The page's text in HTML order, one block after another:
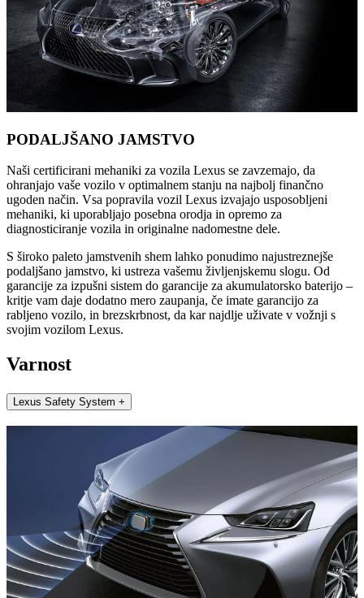
PODALJŠANO JAMSTVO
Naši certificirani mehaniki za vozila Lexus se zavzemajo, da
ohranjajo vaše vozilo v optimalnem stanju na najbolj finančno
ugoden način. Vsa popravila vozil Lexus izvajajo usposobljeni
mehaniki, ki uporabljajo posebna orodja in opremo za
diagnosticiranje vozila in originalne nadomestne dele.
S široko paleto jamstvenih shem lahko ponudimo najustreznejše
podaljšano jamstvo, ki ustreza vašemu življenjskemu slogu. Od
garancije za izpušni sistem do garancije za akumulatorsko baterijo –
kritje vam daje dodatno mero zaupanja, če imate garancijo za
rabljeno vozilo, in brezskrbnost, da kar najdlje uživate v vožnji s
svojim vozilom Lexus.
Varnost
Lexus Safety System +